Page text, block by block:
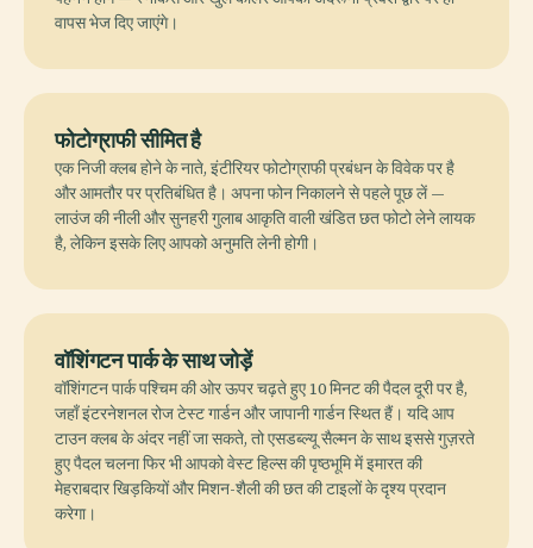
वापस भेज दिए जाएंगे।
फोटोग्राफी सीमित है
एक निजी क्लब होने के नाते, इंटीरियर फोटोग्राफी प्रबंधन के विवेक पर है
और आमतौर पर प्रतिबंधित है। अपना फोन निकालने से पहले पूछ लें —
लाउंज की नीली और सुनहरी गुलाब आकृति वाली खंडित छत फोटो लेने लायक
है, लेकिन इसके लिए आपको अनुमति लेनी होगी।
वॉशिंगटन पार्क के साथ जोड़ें
वॉशिंगटन पार्क पश्चिम की ओर ऊपर चढ़ते हुए 10 मिनट की पैदल दूरी पर है,
जहाँ इंटरनेशनल रोज टेस्ट गार्डन और जापानी गार्डन स्थित हैं। यदि आप
टाउन क्लब के अंदर नहीं जा सकते, तो एसडब्ल्यू सैल्मन के साथ इससे गुज़रते
हुए पैदल चलना फिर भी आपको वेस्ट हिल्स की पृष्ठभूमि में इमारत की
मेहराबदार खिड़कियों और मिशन-शैली की छत की टाइलों के दृश्य प्रदान
करेगा।